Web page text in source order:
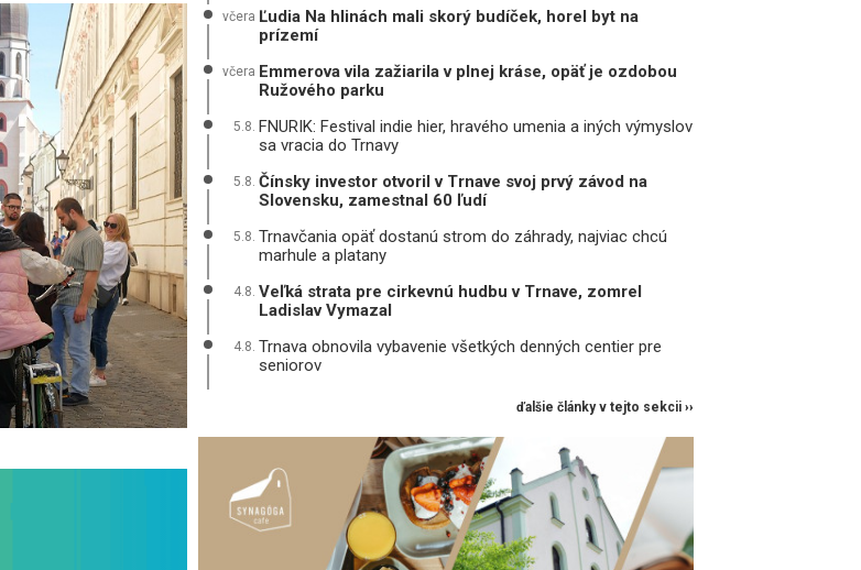
včera Ľudia Na hlinách mali skorý budíček, horel byt na
prízemí
včera Emmerova vila zažiarila v plnej kráse, opäť je ozdobou
Ružového parku
5.8. FNURIK: Festival indie hier, hravého umenia a iných výmyslov
sa vracia do Trnavy
5.8. Čínsky investor otvoril v Trnave svoj prvý závod na
Slovensku, zamestnal 60 ľudí
5.8. Trnavčania opäť dostanú strom do záhrady, najviac chcú
marhule a platany
4.8. Veľká strata pre cirkevnú hudbu v Trnave, zomrel
Ladislav Vymazal
4.8. Trnava obnovila vybavenie všetkých denných centier pre
seniorov
ďalšie články v tejto sekcii ››